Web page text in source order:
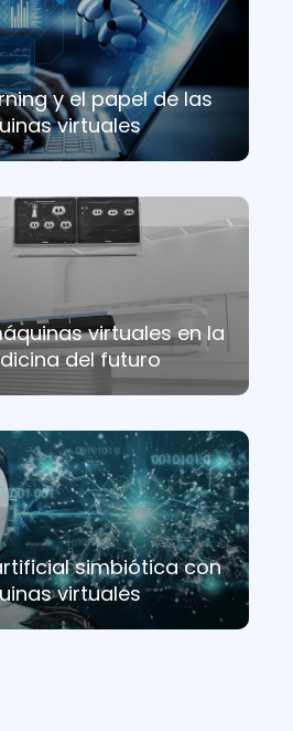
y el papel de las
virtuales
virtuales en la
del futuro
simbiótica con
virtuales